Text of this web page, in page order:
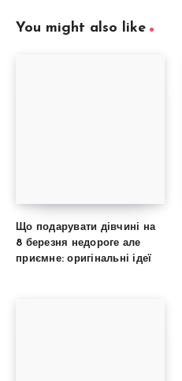
You might also like
Що подарувати дівчині на
8 березня недороге але
приємне: оригінальні ідеї